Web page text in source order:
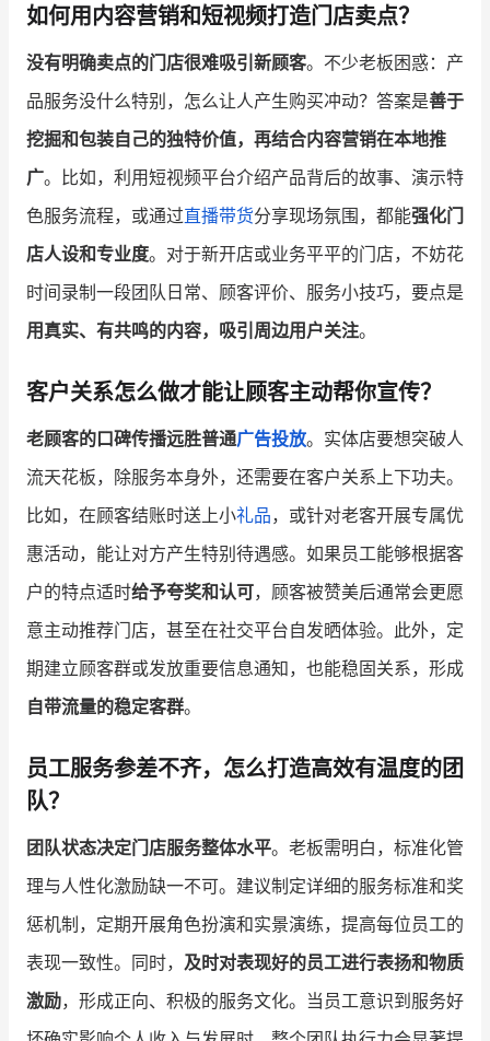
如何用内容营销和短视频打造门店卖点？
没有明确卖点的门店很难吸引新顾客。不少老板困惑：产
品服务没什么特别，怎么让人产生购买冲动？答案是善于
挖掘和包装自己的独特价值，再结合内容营销在本地推
广。比如，利用短视频平台介绍产品背后的故事、演示特
色服务流程，或通过直播带货分享现场氛围，都能强化门
店人设和专业度。对于新开店或业务平平的门店，不妨花
时间录制一段团队日常、顾客评价、服务小技巧，要点是
用真实、有共鸣的内容，吸引周边用户关注。
客户关系怎么做才能让顾客主动帮你宣传？
老顾客的口碑传播远胜普通广告投放。实体店要想突破人
流天花板，除服务本身外，还需要在客户关系上下功夫。
比如，在顾客结账时送上小礼品，或针对老客开展专属优
惠活动，能让对方产生特别待遇感。如果员工能够根据客
户的特点适时给予夸奖和认可，顾客被赞美后通常会更愿
意主动推荐门店，甚至在社交平台自发晒体验。此外，定
期建立顾客群或发放重要信息通知，也能稳固关系，形成
自带流量的稳定客群。
员工服务参差不齐，怎么打造高效有温度的团
队？
团队状态决定门店服务整体水平。老板需明白，标准化管
理与人性化激励缺一不可。建议制定详细的服务标准和奖
惩机制，定期开展角色扮演和实景演练，提高每位员工的
表现一致性。同时， 及时对表现好的员工进行表扬和物质
激励，形成正向、积极的服务文化。当员工意识到服务好